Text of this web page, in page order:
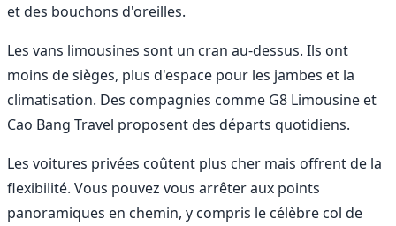
et des bouchons d'oreilles.
Les vans limousines sont un cran au-dessus. Ils ont
moins de sièges, plus d'espace pour les jambes et la
climatisation. Des compagnies comme G8 Limousine et
Cao Bang Travel proposent des départs quotidiens.
Les voitures privées coûtent plus cher mais offrent de la
flexibilité. Vous pouvez vous arrêter aux points
panoramiques en chemin, y compris le célèbre col de